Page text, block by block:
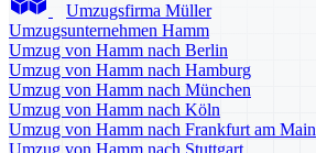
Umzugsfirma Müller
Umzugsunternehmen Hamm
Umzug von Hamm nach Berlin
Umzug von Hamm nach Hamburg
Umzug von Hamm nach München
Umzug von Hamm nach Köln
Umzug von Hamm nach Frankfurt am Main